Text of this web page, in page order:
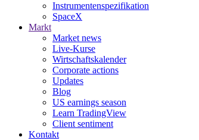
Instrumentenspezifikation
SpaceX
Markt
Market news
Live-Kurse
Wirtschaftskalender
Corporate actions
Updates
Blog
US earnings season
Learn TradingView
Client sentiment
Kontakt